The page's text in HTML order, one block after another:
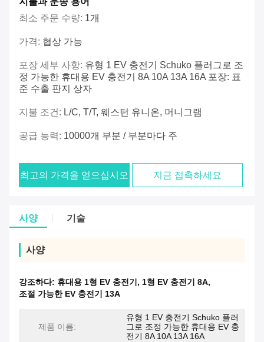
최소 주문 수량: 1개
가격: 협상 가능
포장 세부 사항: 유형 1 EV 충전기 Schuko 플러그로 조
정 가능한 휴대용 EV 충전기 8A 10A 13A 16A 포장: 표
준 수출 판지 상자
지불 조건: L/C, T/T, 웨스턴 유니온, 머니그램
공급 능력: 10000개 부분 / 부분마다 주
최고의 가격을 얻으십시오 지금 접촉하세요
사양 기술
사양
강조하다: 휴대용 1형 EV 충전기 , 1형 EV 충전기 8A,
조절 가능한 EV 충전기 13A
제품 이름:
유형 1 EV 충전기 Schuko 플러
그로 조정 가능한 휴대용 EV 충
전기 8A 10A 13A 16A